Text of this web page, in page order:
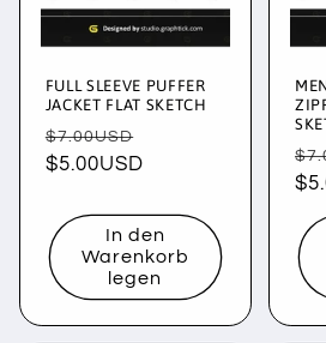
FULL SLEEVE PUFFER
JACKET FLAT SKETCH
Normaler
Preis
$7.00USD
$5.00USD
In den
Warenkorb
legen